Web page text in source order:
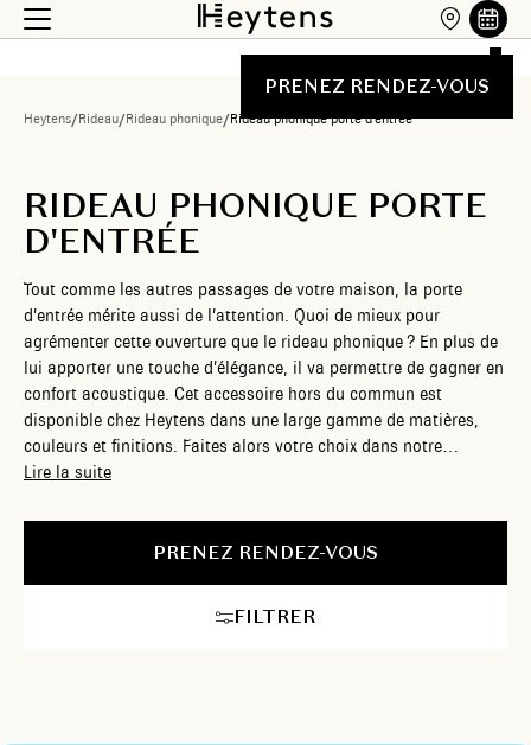
PRENEZ RENDEZ-VOUS
Heytens/Rideau/Rideau phonique/Rideau phonique porte d'entrée
RIDEAU PHONIQUE PORTE
D'ENTRÉE
Tout comme les autres passages de votre maison, la porte
d’entrée mérite aussi de l’attention. Quoi de mieux pour
agrémenter cette ouverture que le rideau phonique ? En plus de
lui apporter une touche d’élégance, il va permettre de gagner en
confort acoustique. Cet accessoire hors du commun est
disponible chez Heytens dans une large gamme de matières,
couleurs et finitions. Faites alors votre choix dans notre
collection de rideaux phoniques personnalisés pour une porte
Lire la suite
PRENEZ RENDEZ-VOUS
FILTRER